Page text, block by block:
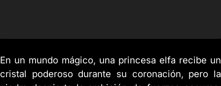
En un mundo mágico, una princesa elfa recibe un
cristal poderoso durante su coronación, pero la